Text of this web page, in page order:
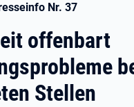
Nr. 37
offenbart
Stellen